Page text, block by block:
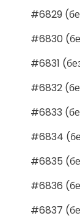
#6829
#6830
#6831
#6832
#6833
#6834
#6835
#6836
#6837